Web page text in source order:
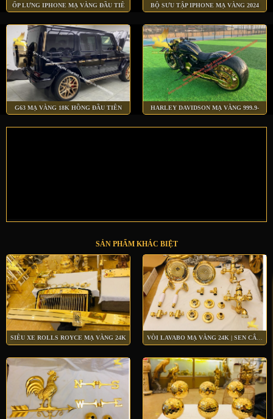
ỐP LƯNG IPHONE MẠ VÀNG ĐẦU TIÊ BỘ SƯU TẬP IPHONE MẠ VÀNG 2024
G63 MẠ VÀNG 18K HỒNG ĐẦU TIÊN HARLEY DAVIDSON MẠ VÀNG 999.9-
SẢN PHẨM KHÁC BIỆT
SIÊU XE ROLLS ROYCE MẠ VÀNG 24K VÒI LAVABO MẠ VÀNG 24K | SEN CÂY MẠ VÀNG 24K